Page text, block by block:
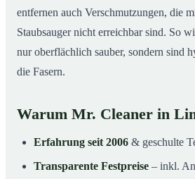
entfernen auch Verschmutzungen, die
Staubsauger nicht erreichbar sind. So
nur oberflächlich sauber, sondern sind
die Fasern.
Warum Mr. Cleaner in
Erfahrung seit 2006 & geschulte
Transparente Festpreise – inkl.